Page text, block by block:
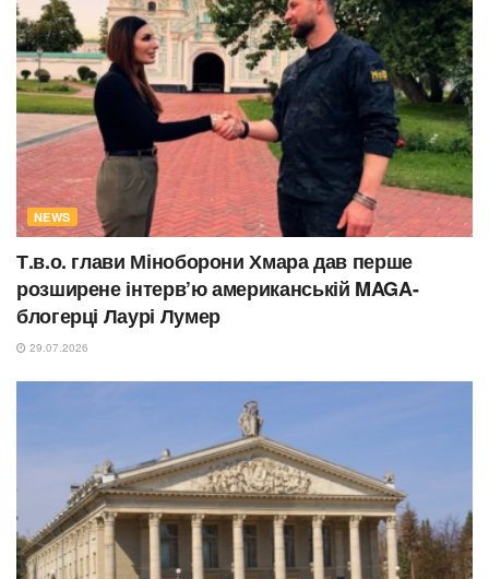
NEWS
Т.в.о. глави Міноборони Хмара дав перше
розширене інтерв’ю американській MAGA-
блогерці Лаурі Лумер
29.07.2026